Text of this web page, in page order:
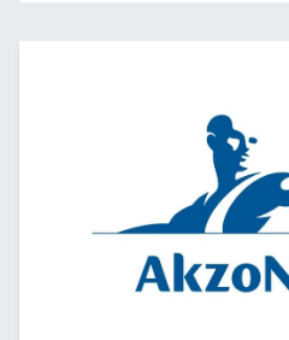
Word abonnee